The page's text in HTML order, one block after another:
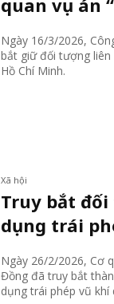
quan vụ án
Ngày 16/3/2026,
bắt giữ đối tượng liên
Hồ Chí Minh.
Xã hội
Truy bắt
dụng trái
Ngày 26/2/2026, Cơ
Đồng đã truy bắt
dụng trái phép vũ khí